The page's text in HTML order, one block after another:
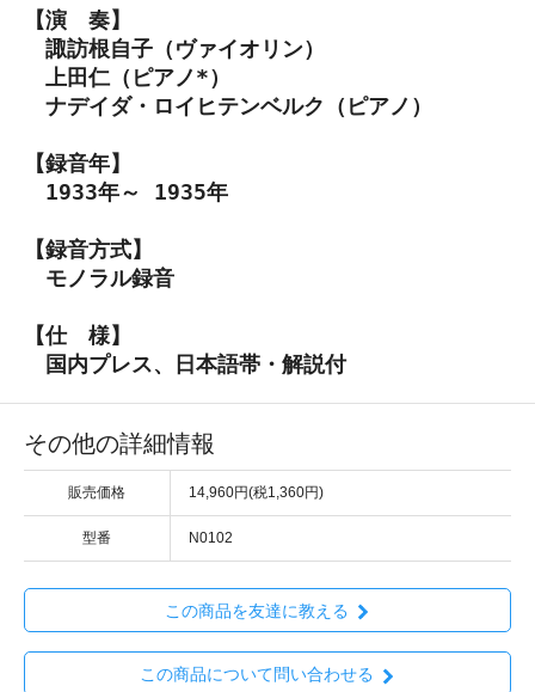
【演 奏】
諏訪根自子（ヴァイオリン）
上田仁（ピアノ*）
ナデイダ・ロイヒテンベルク（ピアノ）
【録音年】
1933年～ 1935年
【録音方式】
モノラル録音
【仕 様】
国内プレス、日本語帯・解説付
その他の詳細情報
販売価格 14,960円(税1,360円)
型番 N0102
この商品を友達に教える
この商品について問い合わせる